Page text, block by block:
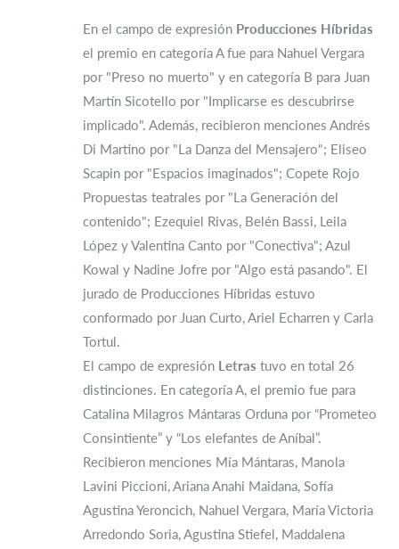
En el campo de expresión Producciones Híbridas
el premio en categoría A fue para Nahuel Vergara
por "Preso no muerto" y en categoría B para Juan
Martín Sicotello por "Implicarse es descubrirse
implicado". Además, recibieron menciones Andrés
Di Martino por "La Danza del Mensajero"; Eliseo
Scapin por "Espacios imaginados"; Copete Rojo
Propuestas teatrales por "La Generación del
contenido"; Ezequiel Rivas, Belén Bassi, Leila
López y Valentina Canto por "Conectiva"; Azul
Kowal y Nadine Jofre por "Algo está pasando". El
jurado de Producciones Híbridas estuvo
conformado por Juan Curto, Ariel Echarren y Carla
Tortul.
El campo de expresión Letras tuvo en total 26
distinciones. En categoría A, el premio fue para
Catalina Milagros Mántaras Orduna por “Prometeo
Consintiente” y “Los elefantes de Aníbal”.
Recibieron menciones Mía Mántaras, Manola
Lavini Piccioni, Ariana Anahi Maidana, Sofía
Agustina Yeroncich, Nahuel Vergara, María Victoria
Arredondo Soria, Agustina Stiefel, Maddalena